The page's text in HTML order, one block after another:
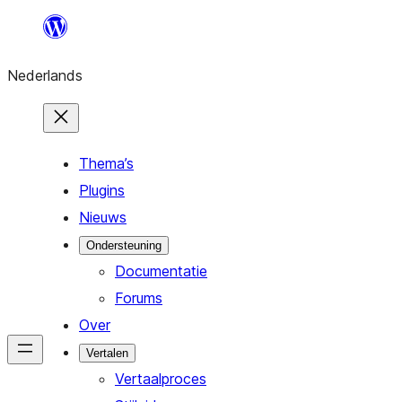
de
inhoud
Nederlands
Thema’s
Plugins
Nieuws
Ondersteuning
Documentatie
Forums
Over
Vertalen
Vertaalproces